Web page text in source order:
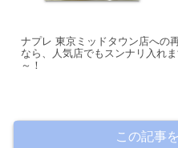
ナプレ 東京ミッドタウン店への
なら、人気店でもスンナリ入れま
～！
この記事